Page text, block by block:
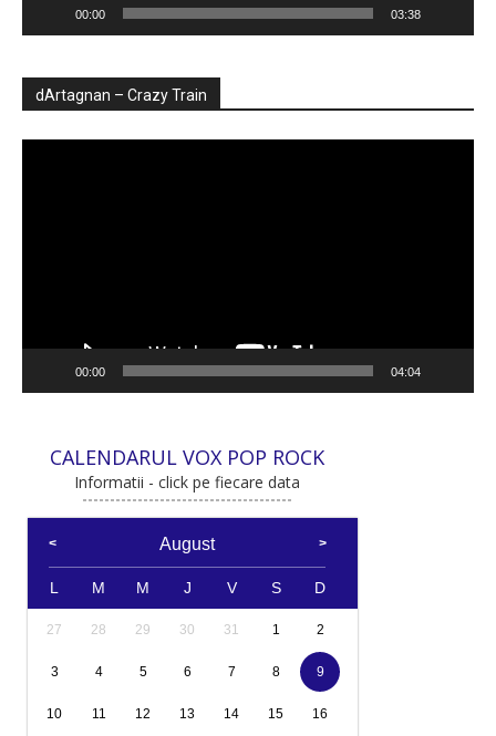
00:00 03:38
dArtagnan – Crazy Train
00:00 04:04
CALENDARUL VOX POP ROCK
Informatii - click pe fiecare data
August
L M M J V S D
27 28 29 30 31 1 2
3 4 5 6 7 8 9
10 11 12 13 14 15 16